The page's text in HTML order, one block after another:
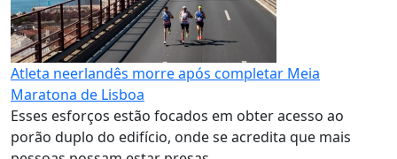
Atleta neerlandês morre após completar Meia
Maratona de Lisboa
Esses esforços estão focados em obter acesso ao
porão duplo do edifício, onde se acredita que mais